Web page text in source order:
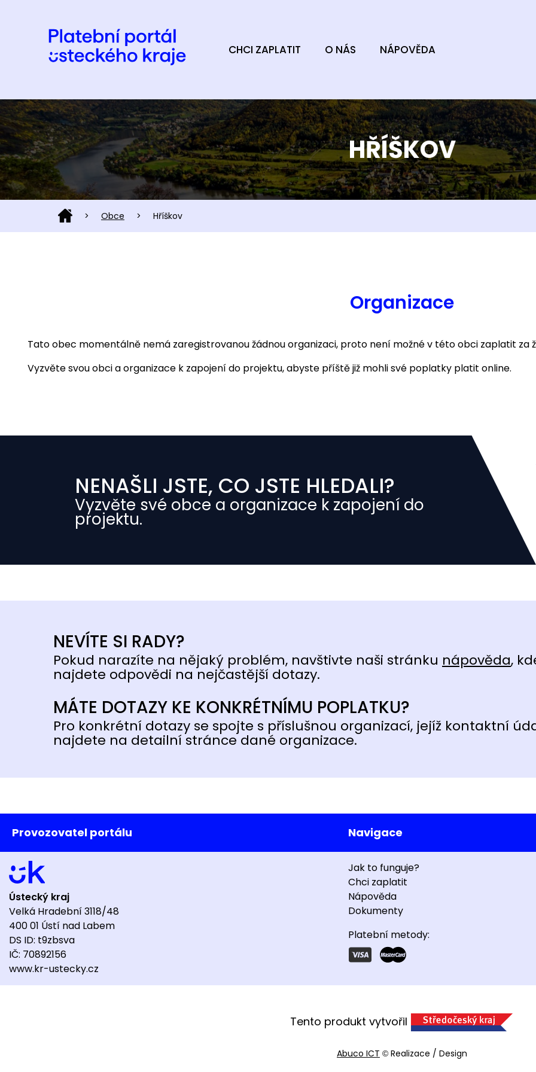
CHCI ZAPLATIT O NÁS NÁPOVĚDA
HŘÍŠKOV
> Obce > Hříškov
Organizace
Tato obec momentálně nemá zaregistrovanou žádnou organizaci, proto není možné v této obci zaplatit za
Vyzvěte svou obci a organizace k zapojení do projektu, abyste příště již mohli své poplatky platit online.
NENAŠLI JSTE, CO JSTE HLEDALI?
Vyzvěte své obce a organizace k zapojení do
projektu.
NEVÍTE SI RADY?
Pokud narazíte na nějaký problém, navštivte naši stránku nápověda,
najdete odpovědi na nejčastější dotazy.
MÁTE DOTAZY KE KONKRÉTNÍMU POPLATKU?
Pro konkrétní dotazy se spojte s příslušnou organizací, jejíž kontaktní
najdete na detailní stránce dané organizace.
Provozovatel portálu Navigace
Ústecký kraj
Velká Hradební 3118/48
400 01 Ústí nad Labem
DS ID: t9zbsva
IČ: 70892156
www.kr-ustecky.cz
Jak to funguje?
Chci zaplatit
Nápověda
Dokumenty
Platební metody:
Tento produkt vytvořil
Abuco ICT © Realizace / Design